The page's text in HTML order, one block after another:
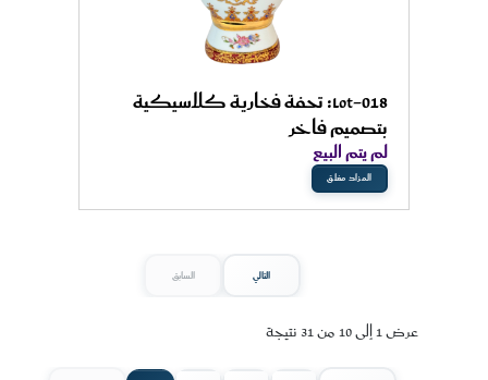
Lot-018: تحفة فخارية كلاسيكية
بتصميم فاخر
لم يتم البيع
المزاد مغلق
السابق التالي
عرض1إلى10من31نتيجة